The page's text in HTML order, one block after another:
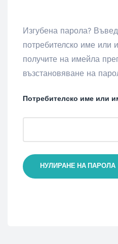
Изгубена парола?
потребителско име или
получите на имейла
възстановяване на
Потребителско име или
НУЛИРАНЕ НА ПАРОЛА